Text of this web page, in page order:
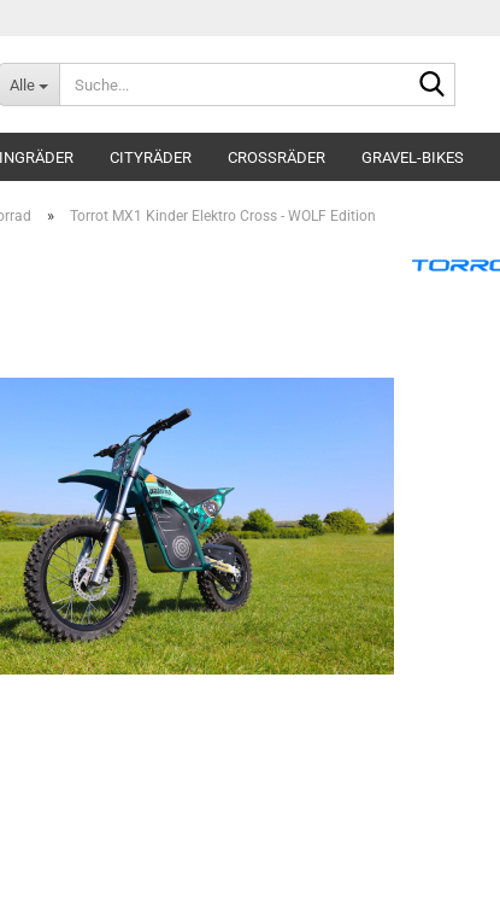
Alle
CITYRÄDER CROSSRÄDER GRAVEL-BIKES
» Torrot MX1 Kinder Elektro Cross - WOLF Edition